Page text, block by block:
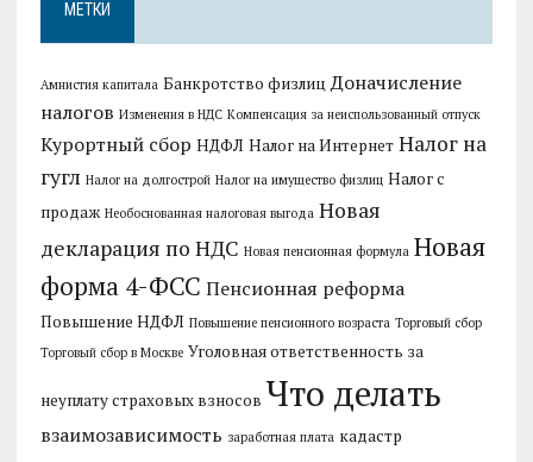
МЕТКИ
Амнистия капитала Банкротство физлиц Доначисление
налогов Изменения в НДС Компенсация за неиспользованный отпуск
Курортный сбор НДФЛ Налог на Интернет Налог на
гугл Налог на долгострой Налог на имущество физлиц Налог с
продаж Необоснованная налоговая выгода Новая
декларация по НДС Новая пенсионная формула Новая
форма 4-ФСС Пенсионная реформа
Повышение НДФЛ Повышение пенсионного возраста Торговый сбор
Торговый сбор в Москве Уголовная ответственность за
неуплату страховых взносов Что делать
взаимозависимость заработная плата кадастр